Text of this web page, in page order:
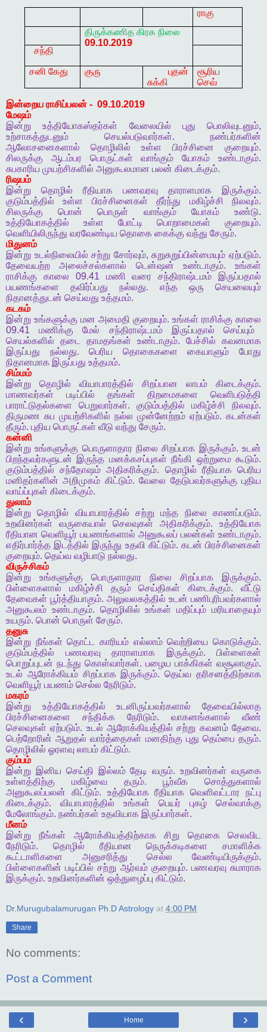
ராகு
திருக்கணித கிரக நிலை
09.10.2019
சந்தி
சனி கேது குரு
புதன்
சுக்கி
சூரிய
செவ்
இன்றைய ராசிப்பலன் - 09.10.2019
மேஷம்
இன்று
உத்தியோகஸ்தர்கள் வேலையில் புது பொலிவுடனும்,
உற்சாகத்துடனும்
செயல்படுவார்கள். நண்பர்களின்
ஆலோசனைகளால்
தொழிலில் உள்ள பிரச்சினை குறையும்.
சிலருக்கு
ஆடம்பர பொருட்கள் வாங்கும் யோகம் உண்டாகும்.
சுபகாரிய முயற்சிகளில் அனுகூலமான பலன் கிடைக்கும்.
ரிஷபம்
இன்று
தொழில் ரீதியாக பணவரவு தாராளமாக இருக்கும்.
குடும்பத்தில்
உள்ள பிரச்சினைகள் தீர்ந்து மகிழ்ச்சி நிலவும்.
சிலருக்கு
பொன் பொருள் வாங்கும் யோகம் உண்டு.
உத்தியோகத்தில்
உள்ள போட்டி பொறாமைகள் குறையும்.
வெளியிலிருந்து வரவேண்டிய தொகை கைக்கு வந்து சேரும்.
மிதுனம்
இன்று உடல்நிலையில் சற்று சோர்வும்,சுறுசுறுப்பின்மையும் ஏற்படும்.
தேவையற்ற
அலைச்சல்களால் டென்ஷன் உண்டாகும். உங்கள்
ராசிக்கு
காலை 09.41 மணி வரை சந்திராஷ்டமம்
இருப்பதால்
பயணங்களை
தவிர்ப்பது நல்லது. எந்த ஒரு
செயலையும்
நிதானத்துடன் செய்வது உத்தமம்.
கடகம்
இன்று உங்களுக்கு மன அமைதி குறையும். உங்கள் ராசிக்கு காலை
09.41மணிக்கு மேல் சந்திராஷ்டமம் இருப்பதால்
செய்யும்
செயல்களில்
தடை தாமதங்கள் உண்டாகும். பேச்சில்
கவனமாக
இருப்பது
நல்லது.பெரிய தொகைகளை கையாளும்
போது
நிதானமாக இருப்பது உத்தமம்.
சிம்மம்
இன்று
தொழில் வியாபாரத்தில் சிறப்பான லாபம் கிடைக்கும்.
மாணவர்கள்
படிப்பில் தங்கள் திறமைகளை
வெளிபடுத்தி
பாராட்டுதல்களை
பெறுவார்கள். குடும்பத்தில் மகிழ்ச்சி நிலவும்.
திருமண சுப முயற்சிகளில் நல்ல முன்னேற்றம் ஏற்படும். கடன்கள்
தீரும். புதிய பொருட்கள் வீடு வந்து சேரும்.
கன்னி
இன்று உங்களுக்கு பொருளாதார நிலை சிறப்பாக இருக்கும்.உடன்
பிறந்தவர்களுடன் இருந்த மனக்கசப்புகள் நீங்கி ஒற்றுமை கூடும்.
குடும்பத்தில்
சந்தோஷம் அதிகரிக்கும். தொழில் ரீதியாக பெரிய
மனிதர்களின் அறிமுகம் கிட்டும்.வேலை தேடுபவர்களுக்கு புதிய
வாய்ப்புகள் கிடைக்கும்.
துலாம்
இன்று
தொழில் வியாபாரத்தில் சற்று மந்த நிலை காணப்படும்.
உறவினர்கள்
வருகையால் செலவுகள் அதிகரிக்கும். உத்தியோக
ரீதியான வெளியூர் பயணங்களால் அனுகூலப் பலன்கள் உண்டாகும்.
எதிர்பார்த்த இடத்தில் இருந்து உதவி கிட்டும். கடன் பிரச்சினைகள்
குறையும். தெய்வ வழிபாடு நல்லது.
விருச்சிகம்
இன்று
உங்களுக்கு பொருளாதார நிலை சிறப்பாக இருக்கும்.
பிள்ளைகளால்
மகிழ்ச்சி தரும் செய்திகள் கிடைக்கும்.வீட்டு
தேவைகள் பூர்த்தியாகும். அலுவலகத்தில் உடன் பணிபுரிபவர்களால்
அனுகூலம் உண்டாகும். தொழிலில் உங்கள் மதிப்பும் மரியாதையும்
உயரும். பொன் பொருள் சேரும்.
தனுசு
இன்று நீங்கள் தொட்ட காரியம் எல்லாம் வெற்றியை கொடுக்கும்.
குடும்பத்தில்
பணவரவு தாராளமாக இருக்கும். பிள்ளைகள்
பொறுப்புடன் நடந்து கொள்வார்கள். பழைய பாக்கிகள் வசூலாகும்.
உடல் ஆரோக்கியம் சிறப்பாக இருக்கும்.தெய்வ தரிசனத்திற்காக
வெளியூர் பயணம் செல்ல நேரிடும்.
மகரம்
இன்று
உத்தியோகத்தில் உடனிருப்பவர்களால்
தேவையில்லாத
பிரச்சினைகளை
சந்திக்க நேரிடும். வாகனங்களால்
வீண்
செலவுகள் ஏற்படும். உடல் ஆரோக்கியத்தில் சற்று கவனம் தேவை.
பெற்றோரின் ஆறுதல் வார்த்தைகள் மனதிற்கு புது தெம்பை தரும்.
தொழிலில் ஓரளவு லாபம் கிட்டும்.
கும்பம்
இன்று இனிய செய்தி இல்லம் தேடி வரும்.உறவினர்கள் வருகை
உள்ளத்திற்கு
மகிழ்வை தரும்.பூர்வீக
சொத்துகளால்
அனுகூலப்பலன்
கிட்டும். உத்தியோக ரீதியாக வெளிவட்டார நட்பு
கிடைக்கும். வியாபாரத்தில் உங்கள் பெயர் புகழ்
செல்வாக்கு
மேலோங்கும். நண்பர்கள் உதவியாக இருப்பார்கள்.
மீனம்
இன்று
நீங்கள் ஆரோக்கியத்திற்காக சிறு தொகை
செலவிட
நேரிடும். தொழில் ரீதியான நெருக்கடிகளை
சமாளிக்க
கூட்டாளிகளை
அனுசரித்து செல்ல வேண்டியிருக்கும்.
பிள்ளைகளின் படிப்பில் சற்று ஆர்வம் குறையும். பணவரவு சுமாராக
இருக்கும். உறவினர்களின் ஒத்துழைப்பு கிட்டும்.
Dr.Murugubalamurugan Ph.D Astrology at 4:00 PM
Share
No comments:
Post a Comment
‹ ›
Home